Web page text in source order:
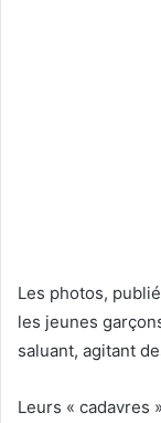
Les photos,
les jeunes
saluant, agitant
Leurs « cadavres